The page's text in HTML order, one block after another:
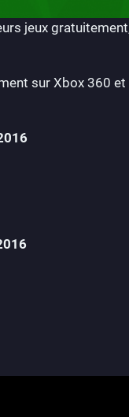
jeux
sur Xbox 360 et